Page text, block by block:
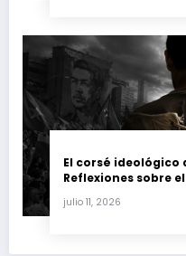
El corsé ideológico
Reflexiones sobre
julio 11, 2026